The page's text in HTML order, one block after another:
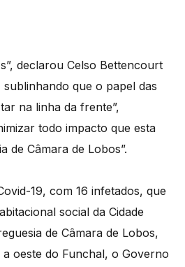
declarou Celso Bettencourt
sublinhando que o papel das
na linha da frente”,
todo impacto que esta
de Câmara de Lobos”.
19, com 16 infetados, que
social da Cidade
de Câmara de Lobos,
oeste do Funchal, o Governo